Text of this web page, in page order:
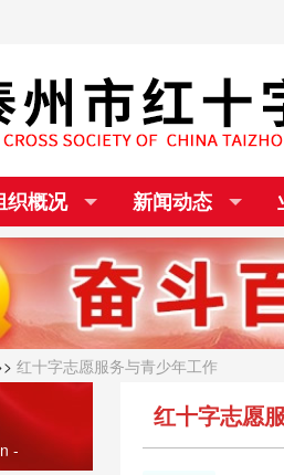
织概况 新闻动态
红十字志愿服务与青少年工作
-
红十字志愿